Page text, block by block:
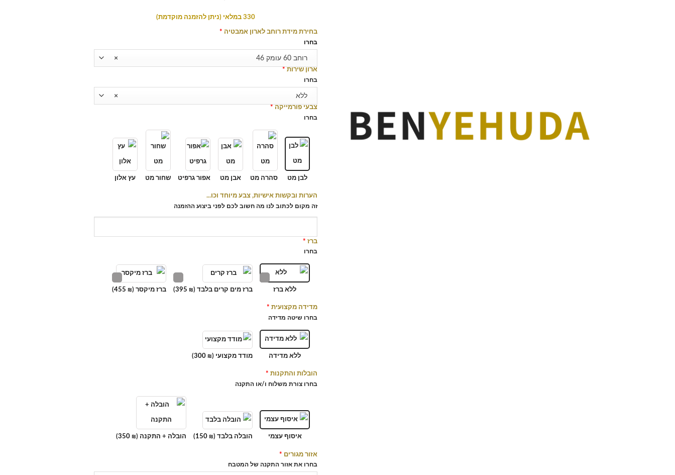
330 במלאי (ניתן להזמנה מוקדמת)
בחירת מידת רוחב לארון אמבטיה *
בחרו
× רוחב 60 עומק 46
ארון שירות *
בחרו
× ללא
צבעי פורמייקה *
בחרו
לבן מט סהרה מט אבן מט אפור גרפיט שחור מט עץ אלון
הערות ובקשות אישיות, צבע מיוחד וכו...
זה מקום לכתוב לנו מה חשוב לכם לפני ביצוע ההזמנה
ברז *
בחרו
ללא ברז ברז מים קרים בלבד ( 395 ₪
) ברז מיקסר ( 455 ₪
)
מדידה מקצועית *
בחרו שיטה מדידה
ללא מדידה מודד מקצועי ( 300 ₪
)
הובלות והתקנות *
בחרו צורת משלוח ו/או התקנה
איסוף עצמי הובלה בלבד ( 150 ₪
) הובלה + התקנה ( 350 ₪
)
אזור מגורים *
בחרו את אזור התקנה של המטבח